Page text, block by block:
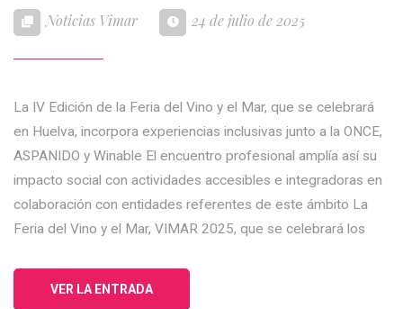
Noticias Vimar 24 de julio de 2025
La IV Edición de la Feria del Vino y el Mar, que se celebrará
en Huelva, incorpora experiencias inclusivas junto a la ONCE,
ASPANIDO y Winable El encuentro profesional amplía así su
impacto social con actividades accesibles e integradoras en
colaboración con entidades referentes de este ámbito La
Feria del Vino y el Mar, VIMAR 2025, que se celebrará los
VER LA ENTRADA